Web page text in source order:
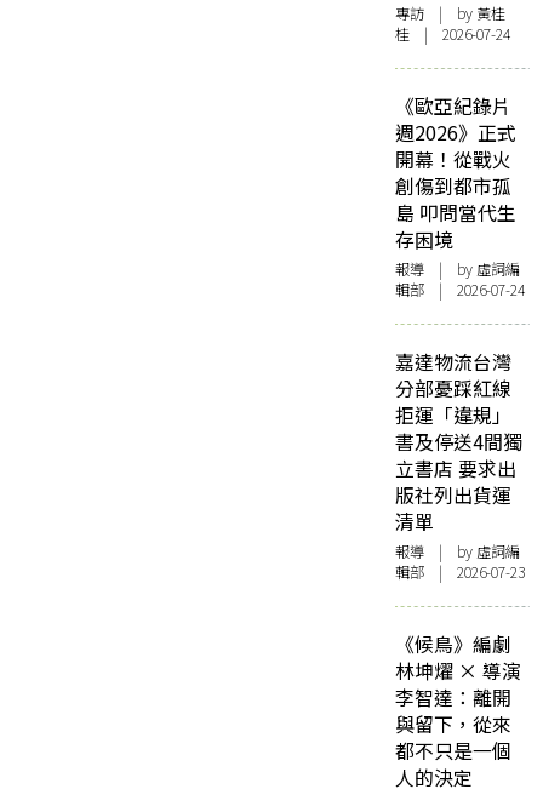
專訪 | by 黃桂
桂 | 2026-07-24
《歐亞紀錄片
週2026》正式
開幕！從戰火
創傷到都市孤
島 叩問當代生
存困境
報導 | by 虛詞編
輯部 | 2026-07-24
嘉達物流台灣
分部憂踩紅線
拒運「違規」
書及停送4間獨
立書店 要求出
版社列出貨運
清單
報導 | by 虛詞編
輯部 | 2026-07-23
《候鳥》編劇
林坤燿 × 導演
李智達：離開
與留下，從來
都不只是一個
人的決定